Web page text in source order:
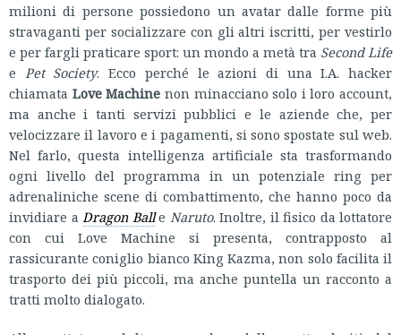
milioni di persone possiedono un avatar dalle forme più
stravaganti per socializzare con gli altri iscritti, per vestirlo
e per fargli praticare sport: un mondo a metà tra Second Life
e
Pet Society. Ecco perché le azioni di una I.A. hacker
chiamata Love Machine non minacciano solo i loro account,
ma anche i tanti servizi pubblici e le aziende che, per
velocizzare il lavoro e i pagamenti, si sono spostate sul web.
Nel farlo, questa intelligenza artificiale sta trasformando
ogni livello del programma in un potenziale ring per
adrenaliniche scene di combattimento, che hanno poco da
invidiare a Dragon Balle Naruto. Inoltre, il fisico da lottatore
con cui Love Machine si presenta, contrapposto al
rassicurante coniglio bianco King Kazma, non solo facilita il
trasporto dei più piccoli, ma anche puntella un racconto a
tratti molto dialogato.